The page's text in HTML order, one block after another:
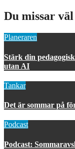
Du missar
Planeraren
Stärk din
utan AI
Tankar
Det är sommar på
Podcast
Podcast: